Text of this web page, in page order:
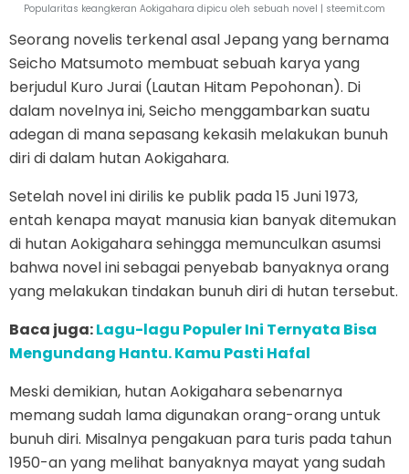
Popularitas keangkeran Aokigahara dipicu oleh sebuah novel | steemit.com
Seorang novelis terkenal asal Jepang yang bernama
Seicho Matsumoto membuat sebuah karya yang
berjudul Kuro Jurai (Lautan Hitam Pepohonan). Di
dalam novelnya ini, Seicho menggambarkan suatu
adegan di mana sepasang kekasih melakukan bunuh
diri di dalam hutan Aokigahara.
Setelah novel ini dirilis ke publik pada 15 Juni 1973,
entah kenapa mayat manusia kian banyak ditemukan
di hutan Aokigahara sehingga memunculkan asumsi
bahwa novel ini sebagai penyebab banyaknya orang
yang melakukan tindakan bunuh diri di hutan tersebut.
Baca juga:Lagu-lagu Populer Ini Ternyata Bisa
Mengundang Hantu. Kamu Pasti Hafal
Meski demikian, hutan Aokigahara sebenarnya
memang sudah lama digunakan orang-orang untuk
bunuh diri. Misalnya pengakuan para turis pada tahun
1950-an yang melihat banyaknya mayat yang sudah